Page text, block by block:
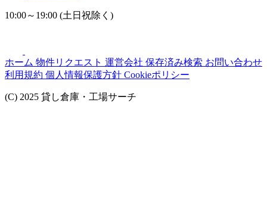
10:00～19:00 (土日祝除く)
ホーム 物件リクエスト 運営会社 保存済み検索 お問い合わせ
利用規約 個人情報保護方針 Cookieポリシー
(C) 2025 貸し倉庫・工場サーチ